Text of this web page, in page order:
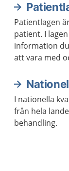
Patientlagen
patient. I
information
att vara med
I nationella
från hela
behandling.